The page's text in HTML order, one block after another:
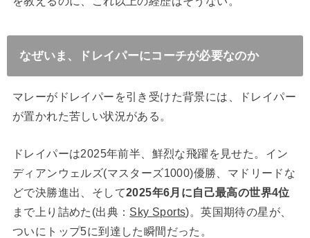
なぜいま、ドレイパーにコーチが必要なのか
マレーがドレイパーを引き受けた背景には、ドレイパー
が置かれた苦しい状況がある。
ドレイパーは2025年前半、鮮烈な飛躍を見せた。イン
ディアンウェルズ(マスターズ1000)優勝、マドリードな
どで決勝進出、そして2025年6月に自己最高の世界4位
まで上り詰めた(出典： Sky Sports)。英国期待の星が、
ついにトップ5に到達した瞬間だった。